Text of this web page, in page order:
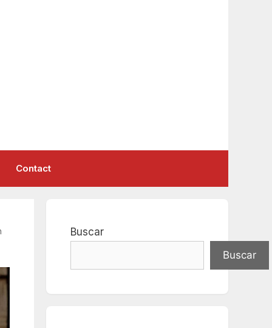
Contact
Buscar
Buscar